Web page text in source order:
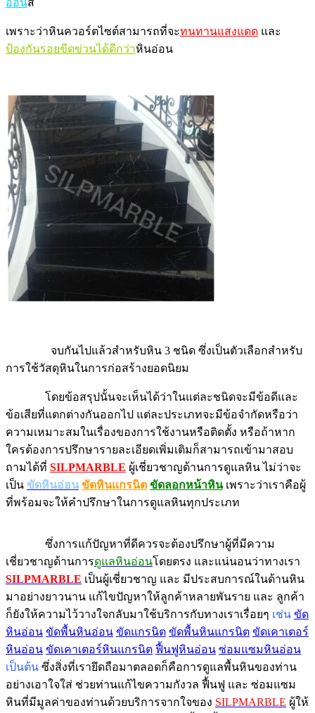
อ่อนสี
เพราะว่าหินควอร์ตไซต์สามารถที่จะทนทานแสงแดด และ
ป้องกันรอยขีดข่วนได้ดีกว่าหินอ่อน
จบกันไปแล้วสำหรับหิน 3 ชนิด ซึ่งเป็นตัวเลือกสำหรับ
การใช้วัสดุหินในการก่อสร้างยอดนิยม
โดยข้อสรุปนั้นจะเห็นได้ว่าในแต่ละชนิดจะมีข้อดีและ
ข้อเสียที่แตกต่างกันออกไป แต่ละประเภทจะมีข้อจำกัดหรือว่า
ความเหมาะสมในเรื่องของการใช้งานหรือติดตั้ง หรือถ้าหาก
ใครต้องการปรึกษารายละเอียดเพิ่มเติมก็สามารถเข้ามาสอบ
ถามได้ที่ SILPMARBLE ผู้เชี่ยวชาญด้านการดูแลหิน ไม่ว่าจะ
เป็น ขัดหินอ่อน ขัดหินแกรนิต ขัดลอกหน้าหินเพราะว่าเราคือผู้
ที่พร้อมจะให้คำปรึกษาในการดูแลหินทุกประเภท
ซึ่งการแก้ปัญหาที่ดีควรจะต้องปรึกษาผู้ที่มีความ
เชี่ยวชาญด้านการดูแลหินอ่อนโดยตรง และแน่นอนว่าทางเรา
SILPMARBLE เป็นผู้เชี่ยวชาญ และ มีประสบการณ์ในด้านหิน
มาอย่างยาวนาน แก้ไขปัญหาให้ลูกค้าหลายพันราย และ ลูกค้า
ก็ยังให้ความไว้วางใจกลับมาใช้บริการกับทางเราเรื่อยๆ เช่น ขัด
หินอ่อน ขัดพื้นหินอ่อน ขัดแกรนิต ขัดพื้นหินแกรนิต ขัดเคาเตอร์
หินอ่อน ขัดเคาเตอร์หินแกรนิต ฟื้นฟูหินอ่อน ซ่อมแซมหินอ่อน
เป็นต้น ซึ่งสิ่งที่เรายึดถือมาตลอดก็คือการดูแลพื้นหินของท่าน
อย่างเอาใจใส่ ช่วยท่านแก้ไขความกังวล ฟื้นฟู และ ซ่อมแซม
หินที่มีมูลค่าของท่านด้วยบริการจากใจของ SILPMARBLE ผู้ให้